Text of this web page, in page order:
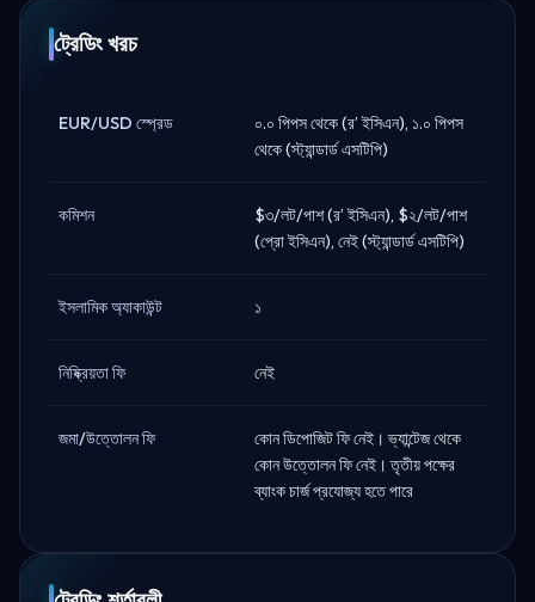
ট্রেডিং খরচ
EUR/USD স্প্রেড
০.০ পিপস থেকে (র’ ইসিএন), ১.০ পিপস
থেকে (স্ট্যান্ডার্ড এসটিপি)
কমিশন
$৩/লট/পাশ (র’ ইসিএন), $২/লট/পাশ
(প্রো ইসিএন), নেই (স্ট্যান্ডার্ড এসটিপি)
ইসলামিক অ্যাকাউন্ট ১
নিষ্ক্রিয়তা ফি নেই
জমা/উত্তোলন ফি
কোন ডিপোজিট ফি নেই। ভ্যান্টেজ থেকে
কোন উত্তোলন ফি নেই। তৃতীয় পক্ষের
ব্যাংক চার্জ প্রযোজ্য হতে পারে